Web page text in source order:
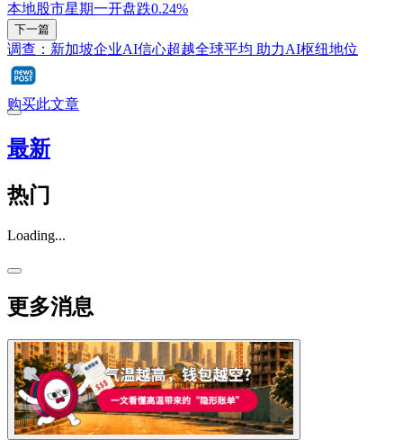
本地股市星期一开盘跌0.24%
下一篇
调查：新加坡企业AI信心超越全球平均 助力AI枢纽地位
购买此文章
最新
热门
Loading...
更多消息